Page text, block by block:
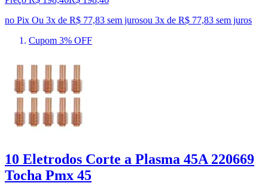
no Pix Ou 3x de R$ 77,83 sem jurosou 3x de R$ 77,83 sem juros
Cupom 3% OFF
10 Eletrodos Corte a Plasma 45A 220669
Tocha Pmx 45